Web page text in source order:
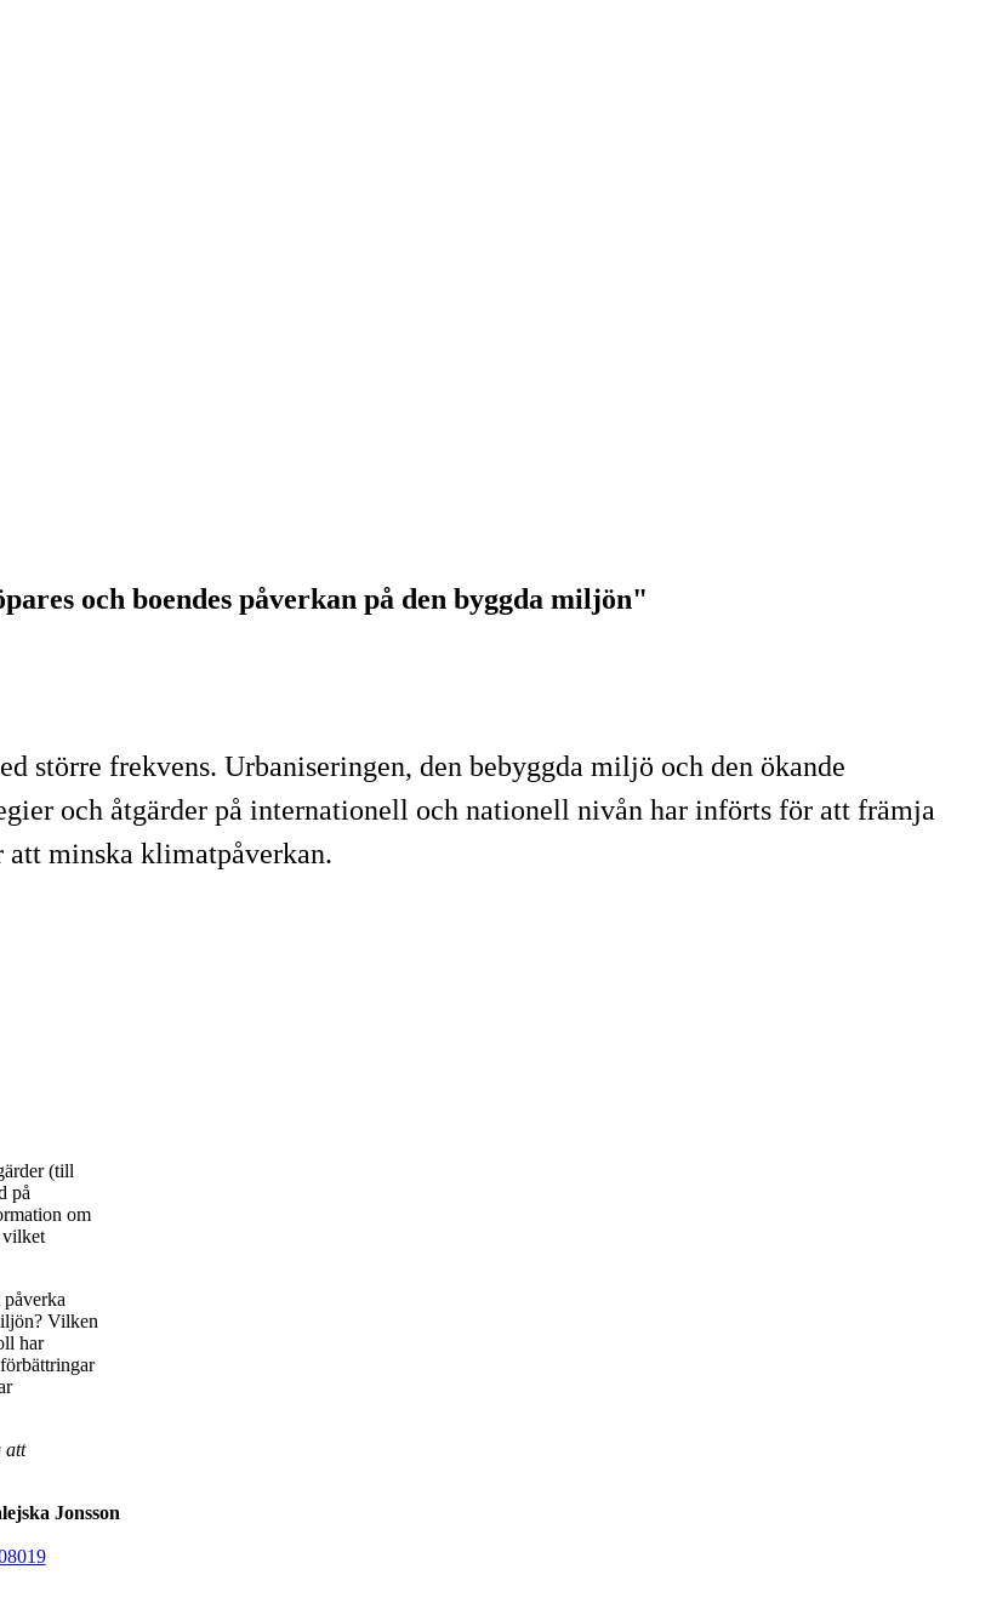
och boendes påverkan på den byggda miljön"
större frekvens. Urbaniseringen, den bebyggda miljö och den ökande
och åtgärder på internationell och nationell nivån har införts för att främja
minska klimatpåverkan.
(till
på
om
vilket
Vilken
har
att
Jonsson
8019